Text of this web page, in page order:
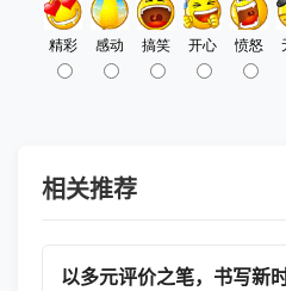
相关推荐
以多元评价之笔，书写新